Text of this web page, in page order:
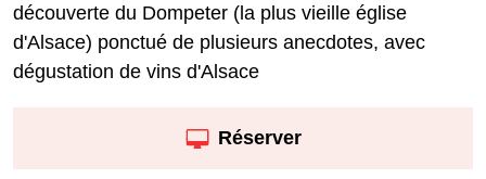
découverte du Dompeter (la plus vieille église
d'Alsace) ponctué de plusieurs anecdotes, avec
dégustation de vins d'Alsace
Réserver